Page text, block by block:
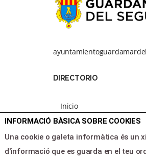
DIRECTORIO
Inicio
Programacion
Area clientes
Contacte
INFORMACIÓ BÀSICA SOBRE COOKIES
Una cookie o galeta informàtica és un
d'informació que es guarda en el teu